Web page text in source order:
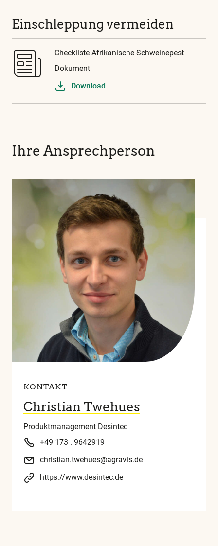
Einschleppung vermeiden
Checkliste Afrikanische Schweinepest
Dokument
Download
Ihre Ansprechperson
KONTAKT
Christian Twehues
Produktmanagement Desintec
+49 173 . 9642919
christian.twehues@agravis.de
https://www.desintec.de